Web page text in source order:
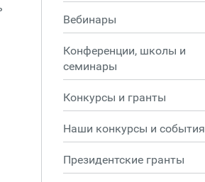
Вебинары
Конференции, школы и
семинары
Конкурсы и гранты
Наши конкурсы и события
Президентские гранты